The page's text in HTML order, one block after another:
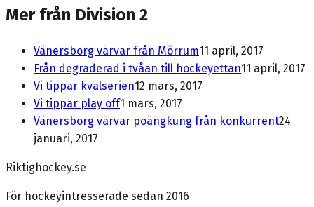
Mer från Division 2
Vänersborg värvar från Mörrum11 april, 2017
Från degraderad i tvåan till hockeyettan11 april, 2017
Vi tippar kvalserien12 mars, 2017
Vi tippar play off1 mars, 2017
Vänersborg värvar poängkung från konkurrent24
januari, 2017
Riktighockey.se
För hockeyintresserade sedan 2016